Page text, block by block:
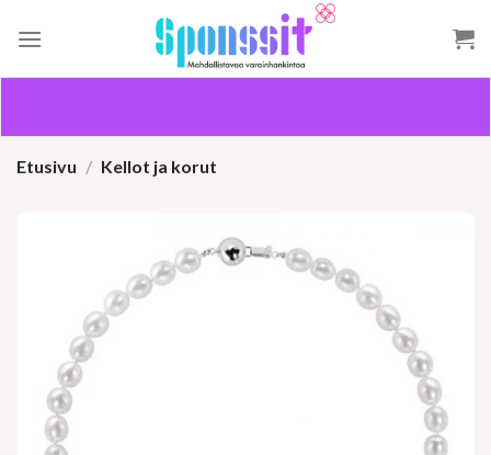
Etusivu / Kellot ja korut